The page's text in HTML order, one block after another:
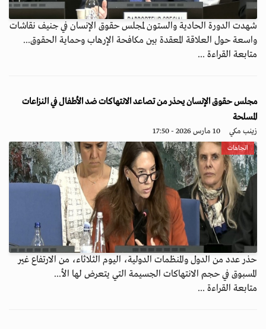
شهدت الدورة الحادية والستون لمجلس حقوق الإنسان في جنيف نقاشات
واسعة حول العلاقة المعقدة بين مكافحة الإرهاب وحماية الحقوق...
متابعة القراءة ...
مجلس حقوق الإنسان يحذر من تصاعد الانتهاكات ضد الأطفال في النزاعات
المسلحة
زينب مكي 10 مارس 2026 - 17:50
اتجاهات
حذر عدد من الدول والمنظمات الدولية، اليوم الثلاثاء، من الارتفاع غير
المسبوق في حجم الانتهاكات الجسيمة التي يتعرض لها الأ...
متابعة القراءة ...